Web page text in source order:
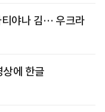
티야나 김… 우크라
에 한글